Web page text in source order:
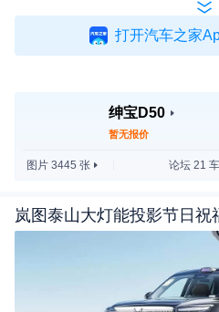
配置方面，北汽绅宝D50根
打开汽车之家
绅宝D50
暂无报价
图片 3445 张 论坛 21
岚图泰山大灯能投影节日祝